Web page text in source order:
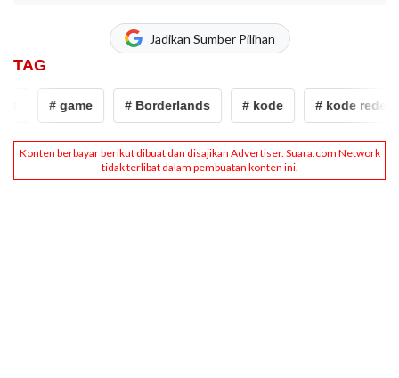
Jadikan Sumber Pilihan
TAG
# game # Borderlands # kode # kode redeem